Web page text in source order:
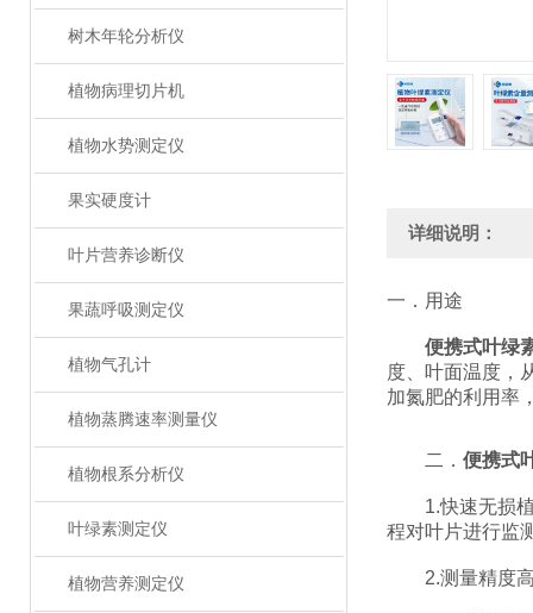
树木年轮分析仪
植物病理切片机
植物水势测定仪
果实硬度计
叶片营养诊断仪
果蔬呼吸测定仪
植物气孔计
植物蒸腾速率测量仪
植物根系分析仪
叶绿素测定仪
植物营养测定仪
详细说明：
一．用途
便携式叶绿
度、叶面温度，
加氮肥的利用率
二． 便携式
1.快速无损植
程对叶片进行监
2.测量精度高(